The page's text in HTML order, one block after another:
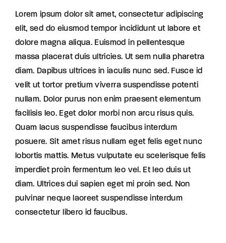
Lorem ipsum dolor sit amet, consectetur adipiscing
elit, sed do eiusmod tempor incididunt ut labore et
dolore magna aliqua. Euismod in pellentesque
massa placerat duis ultricies. Ut sem nulla pharetra
diam. Dapibus ultrices in iaculis nunc sed. Fusce id
velit ut tortor pretium viverra suspendisse potenti
nullam. Dolor purus non enim praesent elementum
facilisis leo. Eget dolor morbi non arcu risus quis.
Quam lacus suspendisse faucibus interdum
posuere. Sit amet risus nullam eget felis eget nunc
lobortis mattis. Metus vulputate eu scelerisque felis
imperdiet proin fermentum leo vel. Et leo duis ut
diam. Ultrices dui sapien eget mi proin sed. Non
pulvinar neque laoreet suspendisse interdum
consectetur libero id faucibus.